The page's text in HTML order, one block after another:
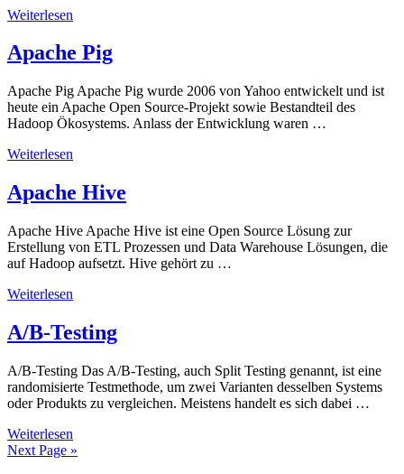
Weiterlesen
Apache Pig
Apache Pig Apache Pig wurde 2006 von Yahoo entwickelt und ist
heute ein Apache Open Source-Projekt sowie Bestandteil des
Hadoop Ökosystems. Anlass der Entwicklung waren …
Weiterlesen
Apache Hive
Apache Hive Apache Hive ist eine Open Source Lösung zur
Erstellung von ETL Prozessen und Data Warehouse Lösungen, die
auf Hadoop aufsetzt. Hive gehört zu …
Weiterlesen
A/B-Testing
A/B-Testing Das A/B-Testing, auch Split Testing genannt, ist eine
randomisierte Testmethode, um zwei Varianten desselben Systems
oder Produkts zu vergleichen. Meistens handelt es sich dabei …
Weiterlesen
Next Page »